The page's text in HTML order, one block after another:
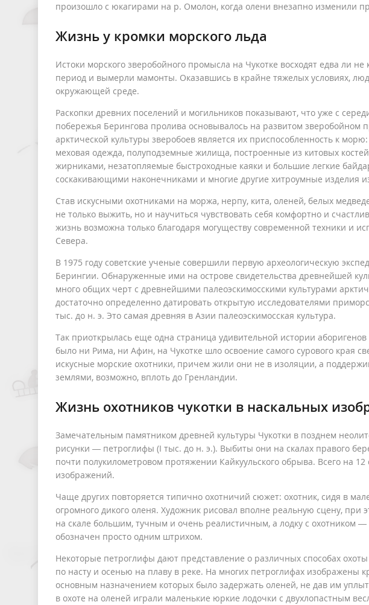
произошло с юкагирами на р. Омолон, когда олени внезапно изменили
Жизнь у кромки морского льда
Истоки морского зверобойного промысла на Чукотке восходят едва ли
период и вымерли мамонты. Оказавшись в крайне тяжелых условиях,
окружающей среде.
Раскопки древних поселений и могильников показывают, что уже с
побережья Берингова пролива основывалось на развитом зверобойном
арктической культуры зверобоев является их приспособленность к
меховая одежда, полуподземные жилища, построенные из китовых
жирниками, незатопляемые быстроходные каяки и большие легкие
соскакивающими наконечниками и многие другие хитроумные изделия
Став искусными охотниками на моржа, нерпу, кита, оленей, белых
не только выжить, но и научиться чувствовать себя комфортно и
жизнь возможна только благодаря могуществу современной техники и
Севера.
В 1975 году советские ученые совершили первую археологическую
Берингии. Обнаруженные ими на острове свидетельства древнейшей
много общих черт с древнейшими палеоэскимосскими культурами
достаточно определенно датировать открытую исследователями
тыс. до н. э. Это самая древняя в Азии палеоэскимосская культура.
Так приоткрылась еще одна страница удивительной истории
было ни Рима, ни Афин, на Чукотке шло освоение самого сурового края
искусные морские охотники, причем жили они не в изоляции, а
землями, возможно, вплоть до Гренландии.
Жизнь охотников чукотки в наскальных
Замечательным памятником древней культуры Чукотки в позднем
рисунки — петроглифы (I тыс. до н. э.). Выбиты они на скалах правого
почти полукилометровом протяжении Кайкуульского обрыва. Всего на
изображений.
Чаще других повторяется типично охотничий сюжет: охотник, сидя в
огромного дикого оленя. Художник рисовал вполне реальную сцену,
на скале большим, тучным и очень реалистичным, а лодку с охотником
обозначен просто одним штрихом.
Некоторые петроглифы дают представление о различных способах
по насту и осенью на плаву в реке. На многих петроглифах изображены
основным назначением которых было задержать оленей, не дав им
в охоте на оленей играли маленькие юркие лодочки с двухлопастным